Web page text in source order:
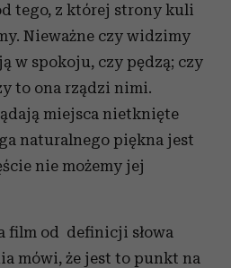
tego, z której strony kuli
Nieważne czy widzimy
w spokoju, czy pędzą; czy
to ona rządzi nimi.
miejsca nietknięte
naturalnego piękna jest
nie możemy jej
film od definicji słowa
mówi, że jest to punkt na